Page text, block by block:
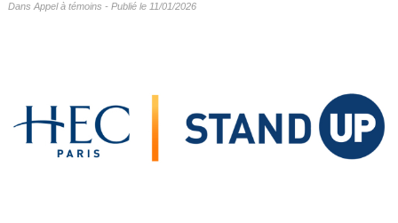
Dans Appel à témoins - Publié le 11/01/2026